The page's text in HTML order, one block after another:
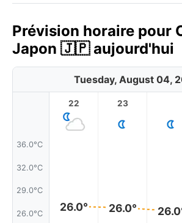
Prévision horaire pour
Japon 🇯🇵 aujourd'hui
Tuesday, August 04,
36.0°C
32.0°C
29.0°C
26.0°C
22
26.0°
23
26.0°